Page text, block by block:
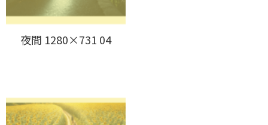
夜間 1280×731 04